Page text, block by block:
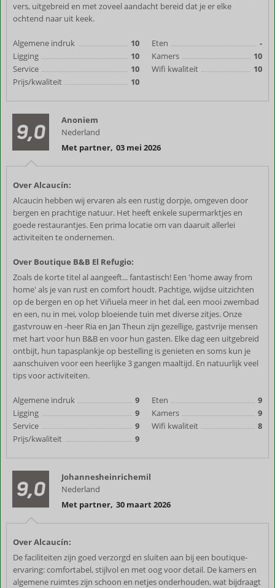
vers, uitgebreid en met zoveel aandacht bereid dat je er elke
ochtend naar uit keek.
Algemene indruk
10
Ligging
10
Service
10
Prijs/kwaliteit
10
Eten
-
Kamers
10
Wifi kwaliteit
10
9,0
Anoniem
Nederland
Met partner, 03 mei 2026
Over Alcaucín:
Alcaucin hebben wij ervaren als een rustig dorpje, omgeven door
bergen en prachtige natuur. Het heeft enkele supermarktjes en
goede restaurantjes. Een prima locatie om van daaruit allerlei
activiteiten te ondernemen.
Over Boutique B&B El Refugio:
Zoals de korte titel al aangeeft... fantastisch! Een 'home away from
home' als je van rust en comfort houdt. Pachtige, wijdse uitzichten
op de bergen en op het Viñuela meer in het dal, een mooi zwembad
en een, nu in mei, volop bloeiende tuin met diverse zitjes. Onze
gastvrouw en -heer Ria en Jan Theun zijn gezellige, gastvrije mensen
met hart voor hun B&B en voor hun gasten. Elke dag een uitgebreid
ontbijt, hun tapasplankje op bestelling is genieten en soms kun je
aanschuiven voor een heerlijke 3 gangen maaltijd. En natuurlijk veel
tips voor activiteiten.
Algemene indruk
9
Ligging
9
Service
9
Prijs/kwaliteit
9
Eten
9
Kamers
9
Wifi kwaliteit
8
9,0
Johannesheinrichemil
Nederland
Met partner, 30 maart 2026
Over Alcaucín:
De faciliteiten zijn goed verzorgd en sluiten aan bij een boutique-
ervaring: comfortabel, stijlvol en met oog voor detail. De kamers en
algemene ruimtes zijn schoon en netjes onderhouden, wat bijdraagt